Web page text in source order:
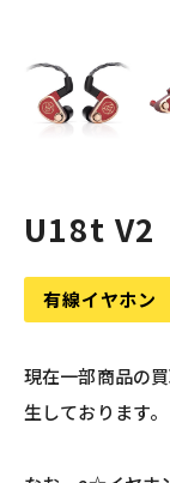
U18t V2
有線イヤホン
現在一部商品の
生しております。